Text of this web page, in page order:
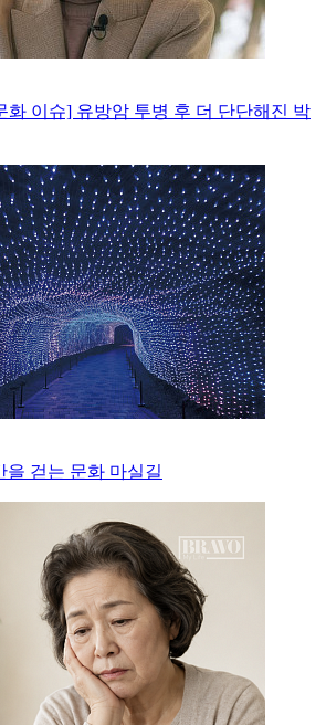
화 이슈] 유방암 투병 후 더 단단해진 박
을 걷는 문화 마실길